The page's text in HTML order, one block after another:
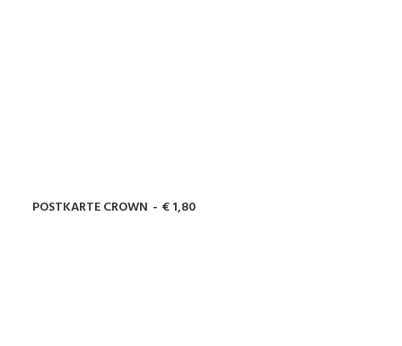
IN DEN WARENKORB
POSTKARTE CROWN €1,80